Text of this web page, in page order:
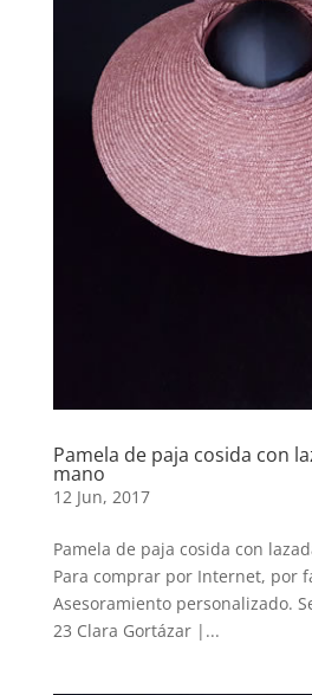
Pamela de paja cosida con
mano
12 Jun, 2017
Pamela de paja cosida con
Para comprar por Internet, por
Asesoramiento personalizado.
23 Clara Gortázar |...